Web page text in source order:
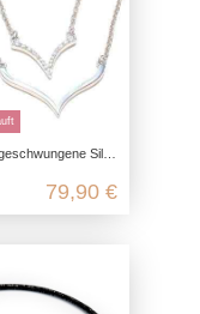
mit Zirkonia Steinen aus echtem 925 Sterling Silber
79,90 €